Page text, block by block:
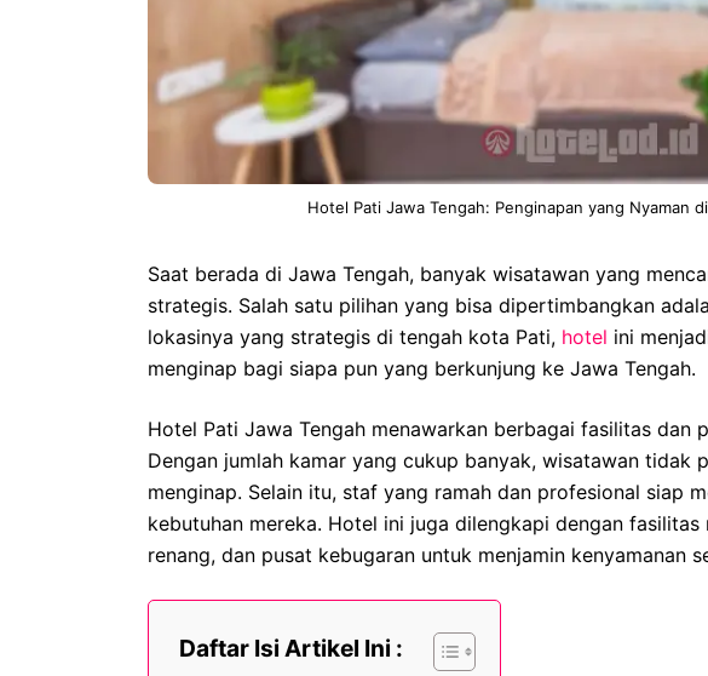
Hotel Pati Jawa Tengah: Penginapan yang Nyaman
Saat berada di Jawa Tengah, banyak wisatawan yang
strategis. Salah satu pilihan yang bisa dipertimbangkan
lokasinya yang strategis di tengah kota Pati, hotel ini
menginap bagi siapa pun yang berkunjung ke Jawa Tengah.
Hotel Pati Jawa Tengah menawarkan berbagai fasilitas dan
Dengan jumlah kamar yang cukup banyak, wisatawan tidak
menginap. Selain itu, staf yang ramah dan profesional siap
kebutuhan mereka. Hotel ini juga dilengkapi dengan
renang, dan pusat kebugaran untuk menjamin kenyamanan
Daftar Isi Artikel Ini :